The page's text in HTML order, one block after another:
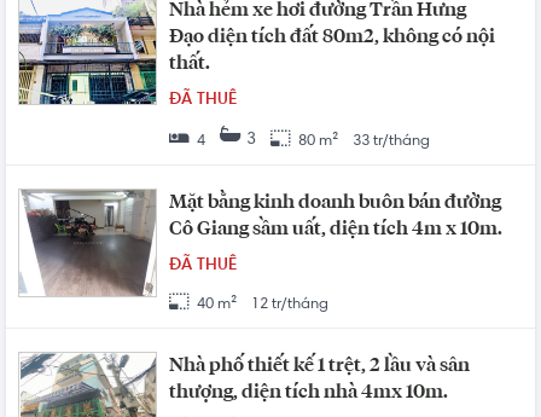
Nhà hẻm xe hơi đường Trần Hưng
Đạo diện tích đất 80m2, không có nội
thất.
ĐÃ THUÊ
4 3 80 m² 33 tr/tháng
Mặt bằng kinh doanh buôn bán đường
Cô Giang sầm uất, diện tích 4m x 10m.
ĐÃ THUÊ
40 m² 12 tr/tháng
Nhà phố thiết kế 1 trệt, 2 lầu và sân
thượng, diện tích nhà 4mx 10m.